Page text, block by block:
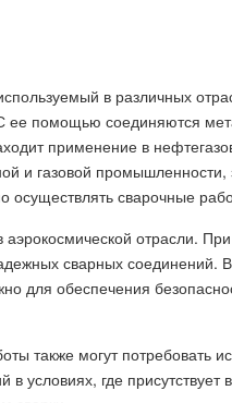
в различных
помощью соединяются
применение в
и газовой промышленности,
осуществлять сварочные
отрасли.
сварных соединений.
для обеспечения
также могут потребовать
в условиях, где